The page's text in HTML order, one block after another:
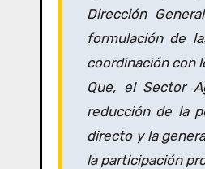
Dirección
formulación de
coordinación con
Que, el Sector
reducción de la
directo y la
la participación